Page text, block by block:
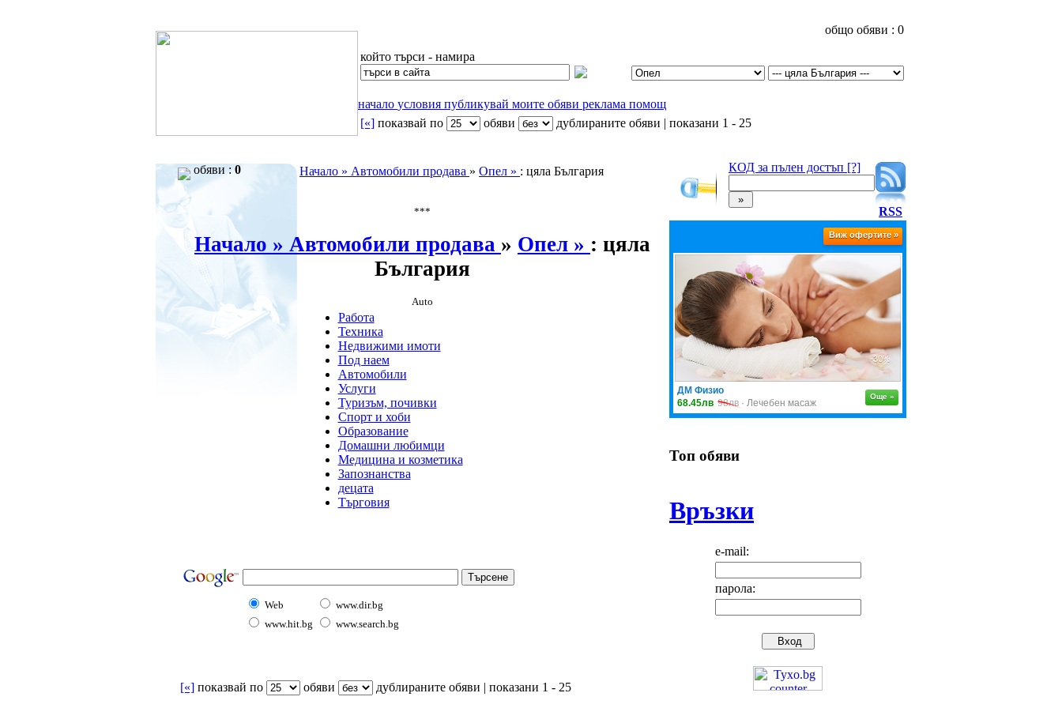
който търси - намира
общо обяви : 0
начало условия публикувай моите обяви реклама помощ
[«] показвай по oбяви дублираните обяви | показани 1 - 25
обяви :0 Начало » Автомобили продава » Опел » : цяла България
***
Начало » Автомобили продава » Опел » : цяла
България
Auto
Работа
Техника
Недвижими имоти
Под наем
Автомобили
Услуги
Туризъм, почивки
Спорт и хоби
Образование
Домашни любимци
Медицина и козметика
Запознанства
децата
Търговия
Web
www.dir.bg
www.hit.bg
www.search.bg
[«] показвай по oбяви дублираните обяви | показани 1 - 25
КОД за пълен достъп [?]
RSS
Топ обяви
Връзки
e-mail:
парола: